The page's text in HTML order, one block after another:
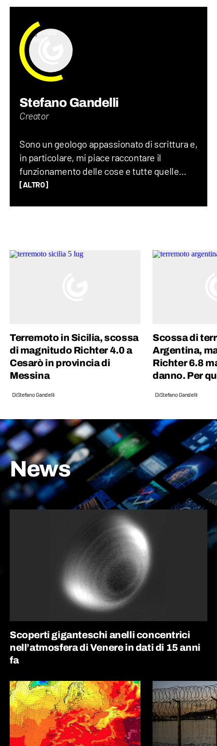
Stefano Gandelli
Creator
Sono un geologo appassionato di scrittura e,
in particolare, mi piace raccontare il
funzionamento delle cose e tutte quelle
storie assurde (ma vere) che accadono nel
guardare film, andare ai concerti e
[ALTRO]
Terremoto in Sicilia, scossa
di magnitudo Richter 4.0 a
Cesarò in provincia di
Messina
DiStefano Gandelli
Scossa di
Argentina,
Richter 6.8
danno. Per
DiStefano Gandelli
News
Scoperti giganteschi anelli concentrici
nell’atmosfera di Venere in dati di 15 anni
fa